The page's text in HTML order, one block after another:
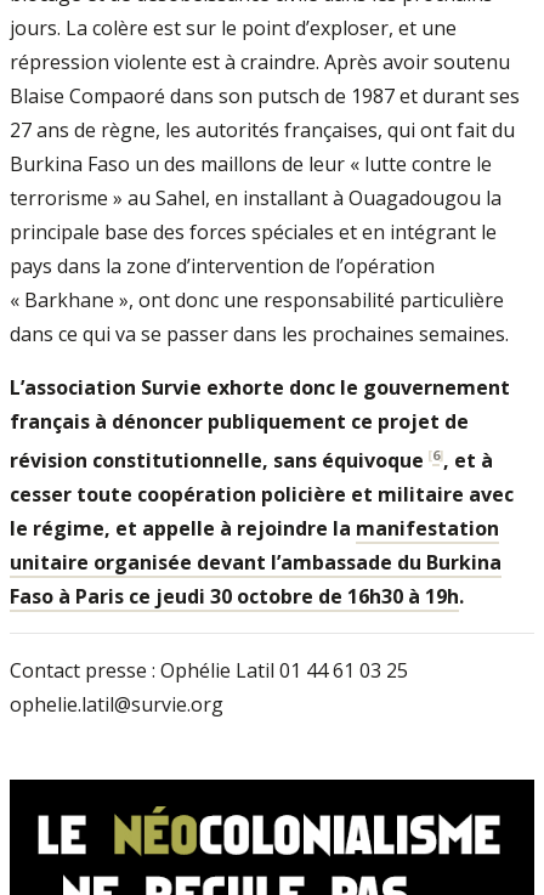
jours. La colère est sur le point d’exploser, et une
répression violente est à craindre. Après avoir soutenu
Blaise Compaoré dans son putsch de 1987 et durant ses
27 ans de règne, les autorités françaises, qui ont fait du
Burkina Faso un des maillons de leur « lutte contre le
terrorisme » au Sahel, en installant à Ouagadougou la
principale base des forces spéciales et en intégrant le
pays dans la zone d’intervention de l’opération
« Barkhane », ont donc une responsabilité particulière
dans ce qui va se passer dans les prochaines semaines.
L’association Survie exhorte donc le gouvernement
français à dénoncer publiquement ce projet de
révision constitutionnelle, sans équivoque [6], et à
cesser toute coopération policière et militaire avec
le régime, et appelle à rejoindre la manifestation
unitaire organisée devant l’ambassade du Burkina
Faso à Paris ce jeudi 30 octobre de 16h30 à 19h.
Contact presse : Ophélie Latil 01 44 61 03 25
ophelie.latil@survie.org